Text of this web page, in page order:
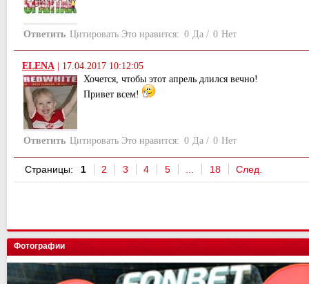
Ответить Цитировать Это нравится: 0 Да / 0 Нет
ELENA
17.04.2017 10:12:05
Хочется, чтобы этот апрель длился вечно!
Привет всем!
Ответить Цитировать Это нравится: 0 Да / 0 Нет
Страницы: 1 2 3 4 5 18 След.
Фотографии